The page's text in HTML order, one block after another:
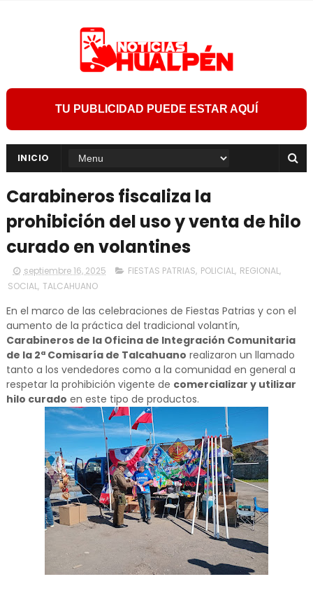
TU PUBLICIDAD PUEDE ESTAR AQUÍ
INICIO
Carabineros fiscaliza la
prohibición del uso y venta de hilo
curado en volantines
septiembre 16, 2025 FIESTAS PATRIAS, POLICIAL, REGIONAL,
SOCIAL, TALCAHUANO
En el marco de las celebraciones de Fiestas Patrias y con el
aumento de la práctica del tradicional volantín,
Carabineros de la Oficina de Integración Comunitaria
de la 2ª Comisaría de Talcahuano realizaron un llamado
tanto a los vendedores como a la comunidad en general a
respetar la prohibición vigente de comercializar y utilizar
hilo curado en este tipo de productos.